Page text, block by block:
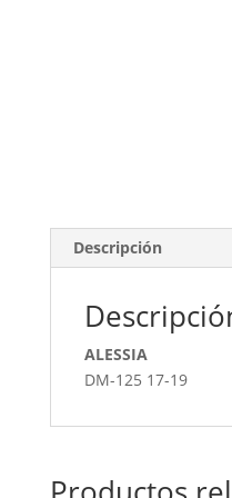
Descripción
ALESSIA
DM-125 17-19